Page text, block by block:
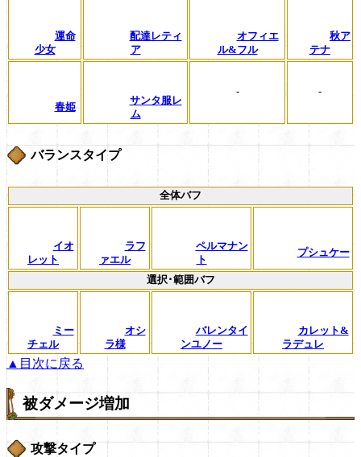
運命
少女
配達レティ
ア
オフィエ
ル&フル
秋ア
テナ
春姫
サンタ服レ
ム
- -
バランスタイプ
全体バフ
イオ
レット
ラフ
ァエル
ペルマナン
ト
プシュケー
選択･範囲バフ
ミー
チェル
オシ
ラ様
バレンタイ
ンユノー
カレット&
ラデュレ
▲目次に戻る
被ダメージ増加
攻撃タイプ